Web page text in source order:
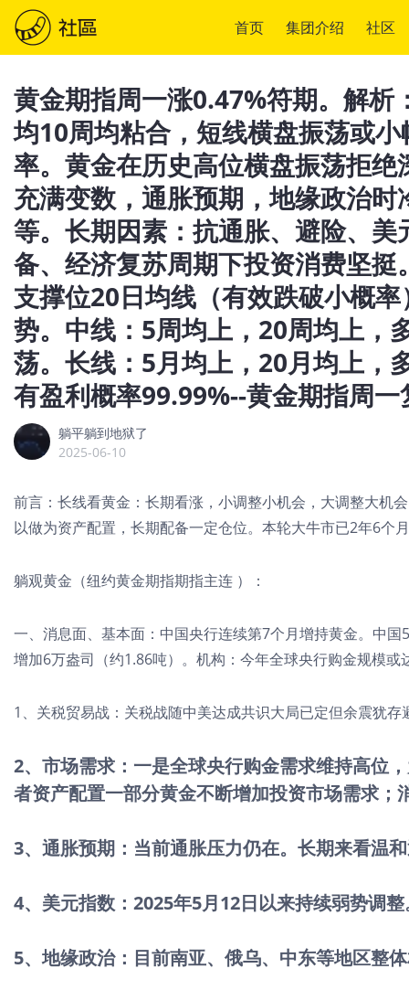
首页 集团介绍 社区
黄金期指周一涨0.47%符期。解
均10周均粘合，短线横盘振荡或
率。黄金在历史高位横盘振荡拒
充满变数，通胀预期，地缘政治
等。长期因素：抗通胀、避险、
备、经济复苏周期下投资消费坚
支撑位20日均线（有效跌破小概
势。中线：5周均上，20周均上，
荡。长线：5月均上，20月均上，
有盈利概率99.99%--黄金期指周
躺平躺到地狱了
2025-06-10
前言：长线看黄金：长期看涨，小调整小机会，大调整大机
以做为资产配置，长期配备一定仓位。本轮大牛市已2年6个
躺观黄金（纽约黄金期指期指主连 ）：
一、消息面、基本面：中国央行连续第7个月增持黄金。中
增加6万盎司（约1.86吨）。机构：今年全球央行购金规模
1、关税贸易战：关税战随中美达成共识大局已定但余震犹存
2、市场需求：一是全球央行购金需求维持高位
者资产配置一部分黄金不断增加投资市场需求；
3、通胀预期：当前通胀压力仍在。长期来看温
4、美元指数：2025年5月12日以来持续弱势调整
5、地缘政治：目前南亚、俄乌、中东等地区整